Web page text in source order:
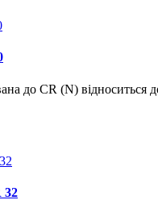
до CR (N) відноситься
32